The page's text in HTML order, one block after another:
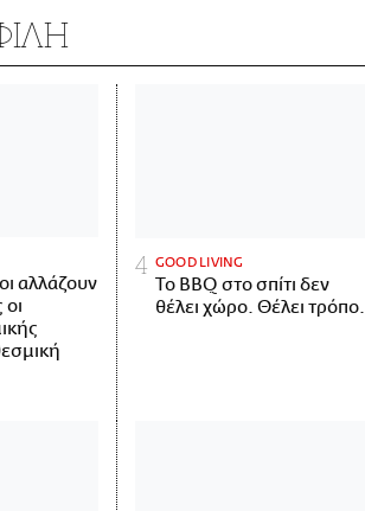
αλλάζουν
GOOD LIVING
Το BBQ στο σπίτι δεν
θέλει χώρο. Θέλει τρόπο.